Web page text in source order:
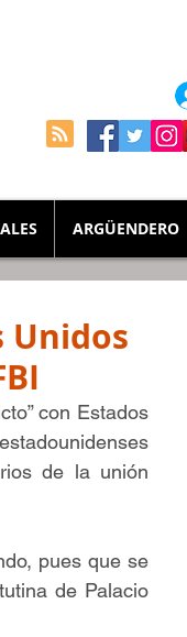
ARGÜENDERO
Unidos
con Estados
de la unión
pues que se
de Palacio